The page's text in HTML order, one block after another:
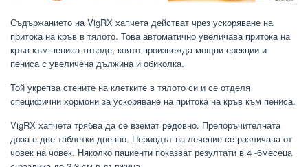
Съдържанието на VigRX хапчета действат чрез ускоряване на
притока на кръв в тялото. Това автоматично увеличава притока на
кръв към пениса твърде, която произвежда мощни ерекции и
пениса с увеличена дължина и обиколка.
Той укрепва стените на клетките в тялото си и се отделя
специфични хормони за ускоряване на притока на кръв към пениса.
VigRX хапчета трябва да се вземат редовно. Препоръчителната
доза е две таблетки дневно. Периодът на лечение се различава от
човек на човек. Няколко пациенти показват резултати в 4 -6месеца